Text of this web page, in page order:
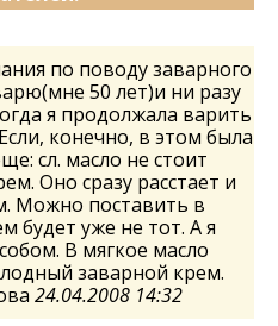
по поводу заварного
50 лет)и ни разу
я продолжала варить
конечно, в этом была
сл. масло не стоит
Оно сразу расстает и
Можно поставить в
будет уже не тот. А я
В мягкое масло
заварной крем.
24.04.2008 14:32